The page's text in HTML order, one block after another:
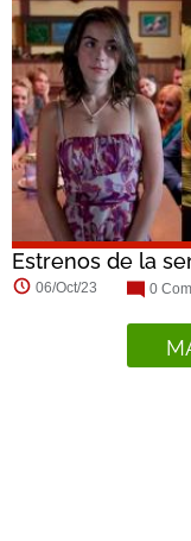
Estrenos de la
06/Oct/23 0